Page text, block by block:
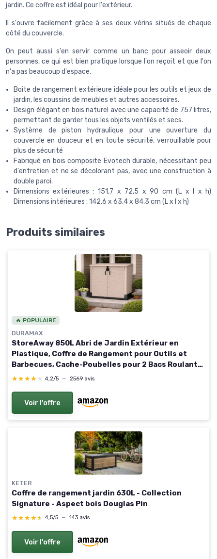
jardin. Ce coffre est idéal pour l'extérieur.
Il s'ouvre facilement grâce à ses deux vérins situés de chaque
côté du couvercle.
On peut aussi s'en servir comme un banc pour asseoir deux
personnes, ce qui est bien pratique lorsque l'on reçoit et que l'on
n'a pas beaucoup d'espace.
Boîte de rangement extérieure idéale pour les outils et jeux de
jardin, les coussins de meubles et autres accessoires.
Design élégant en bois naturel avec une capacité de 757 litres,
permettant de garder tous les objets ventilés et secs.
Système de piston hydraulique pour une ouverture du
couvercle en douceur et en toute sécurité, verrouillable pour
plus de sécurité
Fabriqué en bois composite Evotech durable, nécessitant peu
d'entretien et ne se décolorant pas, avec une construction à
double paroi.
Dimensions extérieures : 151,7 x 72,5 x 90 cm (L x l x h)
Dimensions intérieures : 142,6 x 63,4 x 84,3 cm (L x l x h)
Produits similaires
🔥 POPULAIRE
DURAMAX
StoreAway 850L Abri de Jardin Extérieur en
Plastique, Coffre de Rangement pour Outils et
Barbecues, Cache-Poubelles pour 2 Bacs Roulants,
Résistant aux Intempéries, 130x74x110 cm, Taupe
★★★★★
★★★★★ 4,2/5 — 2569 avis
Voir l'offre
KETER
Coffre de rangement jardin 630L - Collection
Signature - Aspect bois Douglas Pin
★★★★★
★★★★★ 4,5/5 — 143 avis
Voir l'offre